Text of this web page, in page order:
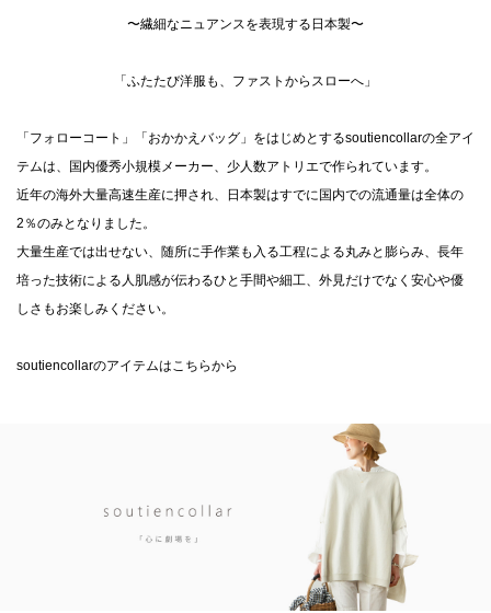
〜繊細なニュアンスを表現する日本製〜
「ふたたび洋服も、ファストからスローへ」
「フォローコート」「おかかえバッグ」をはじめとするsoutiencollarの全アイ
テムは、国内優秀小規模メーカー、少人数アトリエで作られています。
近年の海外大量高速生産に押され、日本製はすでに国内での流通量は全体の
2％のみとなりました。
大量生産では出せない、随所に手作業も入る工程による丸みと膨らみ、長年
培った技術による人肌感が伝わるひと手間や細工、外見だけでなく安心や優
しさもお楽しみください。
soutiencollarのアイテムはこちらから